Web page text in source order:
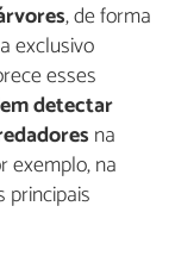
, de forma
exclusivo
esses
detectar
na
exemplo, na
principais